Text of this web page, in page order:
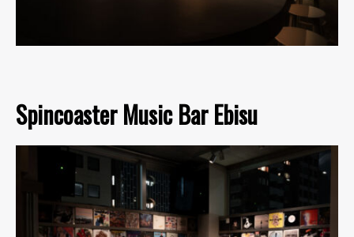
Spincoaster Music Bar Ebisu